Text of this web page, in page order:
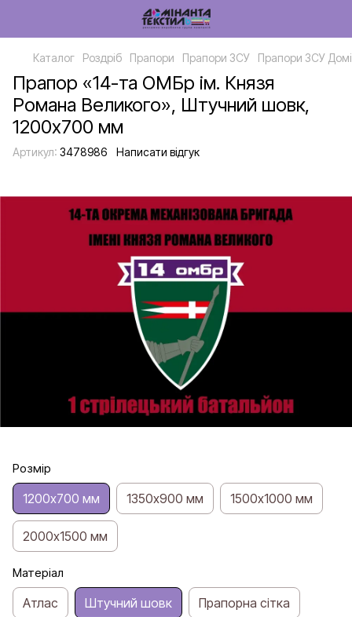
Каталог Роздріб Прапори Прапори ЗСУ Прапори ЗСУ
Прапор «14-та ОМБр ім. Князя
Романа Великого», Штучний шовк,
1200х700 мм
Артикул: 3478986 Написати відгук
Розмір
1200х700 мм 1350х900 мм 1500х1000 мм
2000х1500 мм
Матеріал
Атлас Штучний шовк Прапорна сітка